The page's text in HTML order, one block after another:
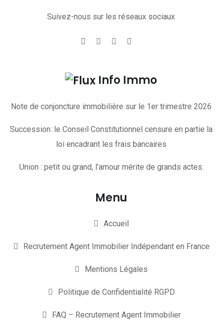
Suivez-nous sur les réseaux sociaux
Info Immo
Note de conjoncture immobilière sur le 1er trimestre 2026
Succession : le Conseil Constitutionnel censure en partie la
loi encadrant les frais bancaires
Union : petit ou grand, l'amour mérite de grands actes.
Menu
Accueil
Recrutement Agent Immobilier Indépendant en France
Mentions Légales
Politique de Confidentialité RGPD
FAQ – Recrutement Agent Immobilier